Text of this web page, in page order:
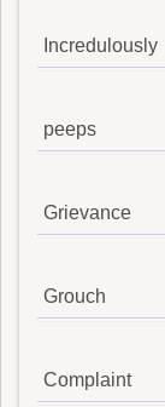
Incredulously
peeps
Grievance
Grouch
Complaint